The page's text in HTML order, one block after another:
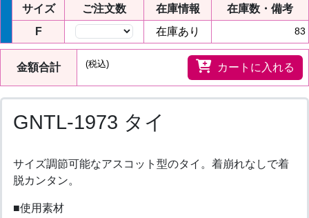
サイズ
ご注文数 在庫情報
在庫数・備考
F
在庫あり 83
金額合計 (税込) カートに入れる
GNTL-1973 タイ
サイズ調節可能なアスコット型のタイ。着崩れなしで着
脱カンタン。
■使用素材